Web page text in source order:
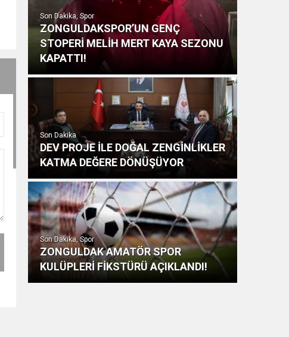
Son Dakika, Spor
ZONGULDAKSPOR’UN GENÇ
STOPERİ MELİH MERT KAYA SEZONU
KAPATTI!
Son Dakika
DEV PROJE İLE DOĞAL ZENGİNLİKLER
KATMA DEĞERE DÖNÜŞÜYOR
Son Dakika, Spor
ZONGULDAK AMATÖR SPOR
KULÜPLERİ FİKSTÜRÜ AÇIKLANDI!